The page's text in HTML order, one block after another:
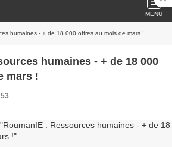
MENU
humaines - + de 18 000 offres au mois de mars !
humaines - + de 18 000
mars !